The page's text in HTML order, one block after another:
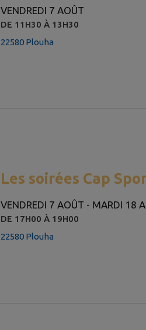
VENDREDI 7 AOÛT
DE 11H30 À 13H30
22580 Plouha
Les soirées Cap
VENDREDI 7 AOÛT - MARDI 18
DE 17H00 À 19H00
22580 Plouha